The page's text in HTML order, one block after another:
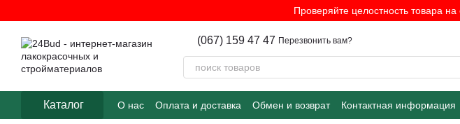
Проверяйте целостность товара
(067) 159 47 47 Перезвонить вам?
Каталог О нас Оплата и доставка Обмен и возврат Контактная информация